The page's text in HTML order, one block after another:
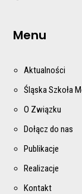
Menu
Aktualności
Śląska Szkoła
O Związku
Dołącz do nas
Publikacje
Realizacje
Kontakt